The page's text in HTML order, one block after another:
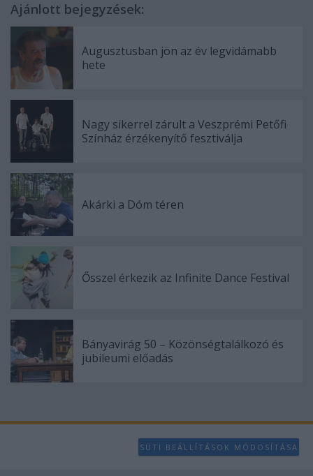
Ajánlott bejegyzések:
Augusztusban jön az év legvidámabb
hete
Nagy sikerrel zárult a Veszprémi Petőfi
Színház érzékenyítő fesztiválja
Akárki a Dóm téren
Ősszel érkezik az Infinite Dance Festival
Bányavirág 50 – Közönségtalálkozó és
jubileumi előadás
SÜTI BEÁLLÍTÁSOK MÓDOSÍTÁSA